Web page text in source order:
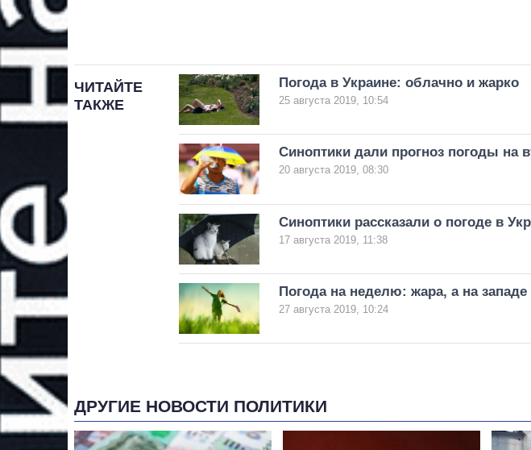
ЧИТАЙТЕ
ТАКЖЕ
Погода в Украине: облачно и жарко
25 августа 2019, 10:54
Синоптики дали прогноз погоды на
20 августа 2019, 08:30
Синоптики рассказали о погоде в
17 августа 2019, 11:38
Погода на неделю: жара, а на
27 августа 2019, 10:24
ДРУГИЕ НОВОСТИ ПОЛИТИКИ